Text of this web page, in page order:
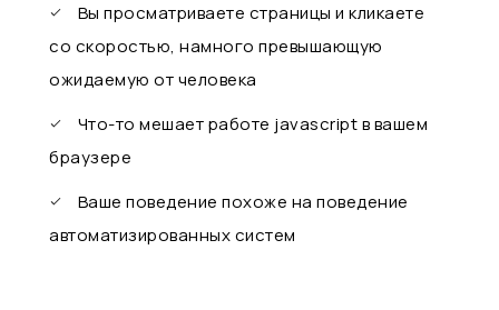
Вы просматриваете страницы и кликаете
со скоростью, намного превышающую
ожидаемую от человека
Что-то мешает работе javascript в вашем
браузере
Ваше поведение похоже на поведение
автоматизированных систем